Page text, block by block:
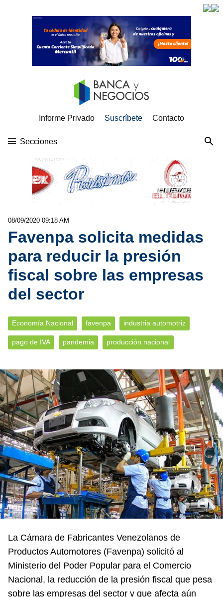
Informe Privado Suscríbete Contacto
Secciones
08/09/2020 09:18 AM
Favenpa solicita medidas
para reducir la presión
fiscal sobre las empresas
del sector
Economía Nacional favenpa industria automotriz
pago de IVA pandemia producción nacional
La Cámara de Fabricantes Venezolanos de
Productos Automotores (Favenpa) solicitó al
Ministerio del Poder Popular para el Comercio
Nacional, la reducción de la presión fiscal que pesa
sobre las empresas del sector y que afecta aún